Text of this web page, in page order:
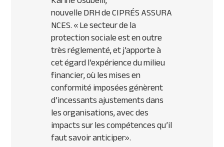
nouvelleDRHdeCIPRÉSASSURA
NCES. « Le secteur de la
protection sociale est en outre
très réglementé, et j’apporte à
cet égard l’expérience du milieu
financier, où les mises en
conformité imposées génèrent
d’incessants ajustements dans
les organisations, avec des
impacts sur les compétences qu’il
faut savoir anticiper».